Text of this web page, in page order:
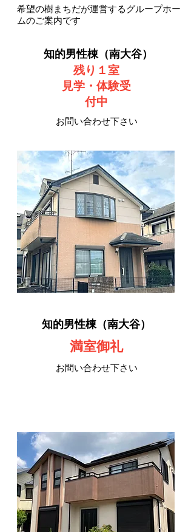
希望の樹まちだが運営するグループホー
ムのご案内です
知的男性棟（南大谷）
​残り１室
見学・体験​受
付中
お問い合わせ下さい
知的男性棟（南大谷）
​満室御礼
お問い合わせ下さい